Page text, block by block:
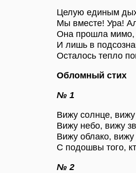
Целую единым
Мы вместе! Ура!
Она прошла мимо,
И лишь в
Осталось тепло
Обломный стих
№ 1
Вижу солнце, вижу
Вижу небо, вижу
Вижу облако,
С подошвы того,
№ 2